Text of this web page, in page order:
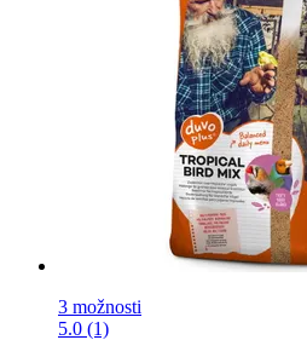
3 možnosti
5.0 (1)